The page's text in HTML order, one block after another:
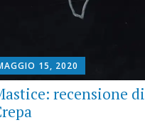
15, 2020
recensione di